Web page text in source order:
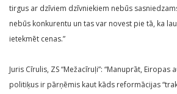
tirgus ar dzīviem dzīvniekiem nebūs
nebūs konkurentu un tas var novest pie tā, ka
ietekmēt cenas.”
Juris Cīrulis, ZS “Mežacīruļi”: “Manuprāt,
politiķus ir pārņēmis kaut kāds reformācijas